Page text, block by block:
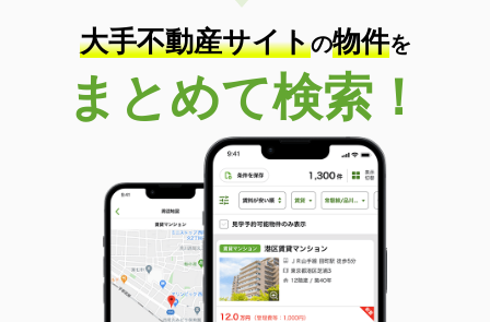
間取り
1K
石川県金沢市鞍月東１丁目
価 格
6.40万円
石川県金沢市鞍月東１丁目
44.18m²
間取り
1LDK
石川県白山市徳丸町
価 格
5.40万円
住 所
石川県白山市徳丸町
大手不動産サイトの物件を
まとめて検索！